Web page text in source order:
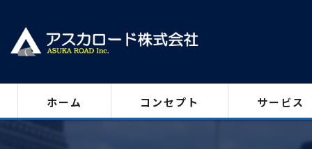
ホーム コンセプト サービス